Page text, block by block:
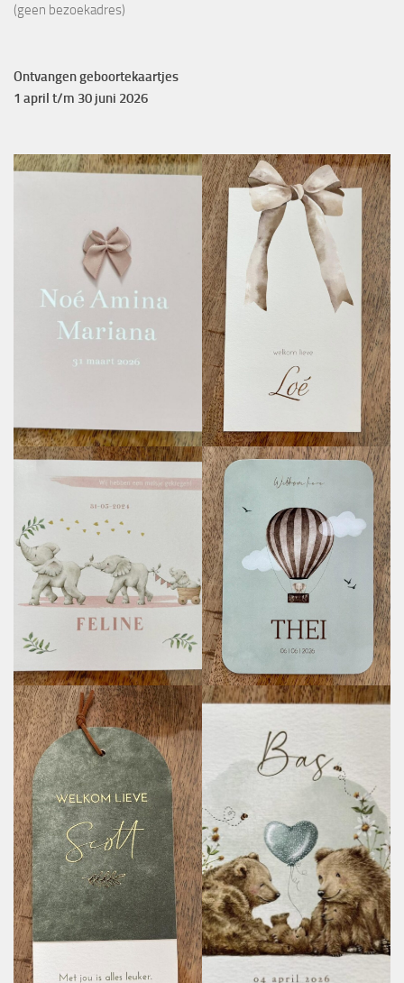
(geen bezoekadres)
Ontvangen geboortekaartjes
1 april t/m 30 juni 2026